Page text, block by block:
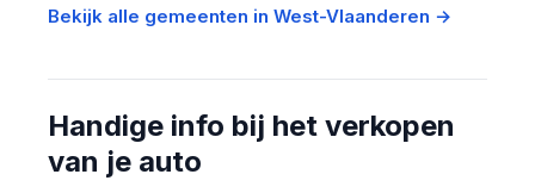
Bekijk alle gemeenten in West-Vlaanderen →
Handige info bij het verkopen
van je auto